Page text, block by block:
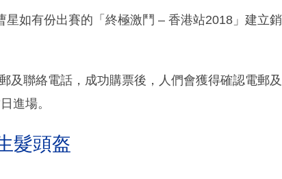
如有份出賽的「終極激鬥 – 香港站2018」建立銷
及聯絡電話，成功購票後，人們會獲得確認電郵及
進場。
髮頭盔